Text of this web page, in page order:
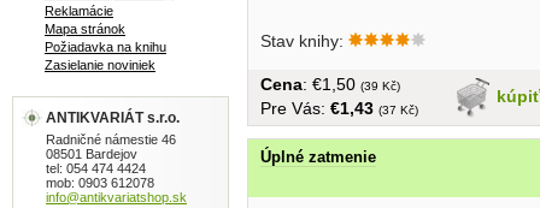
Stav knihy:
kúpiť
Cena: €1,50 (39 Kč)
Pre Vás: €1,43 (37 Kč)
Úplné zatmenie
Reklamácie
Mapa stránok
Požiadavka na knihu
Zasielanie noviniek
ANTIKVARIÁT s.r.o.
Radničné námestie 46
08501 Bardejov
tel: 054 474 4424
mob: 0903 612078
info@antikvariatshop.sk